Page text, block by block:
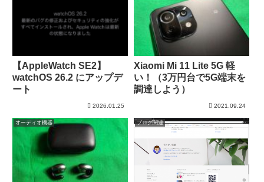
【AppleWatch SE2】
watchOS 26.2 にアップデ
ート
2026.01.25
Xiaomi Mi 11 Lite 5G 軽
い！（3万円台で5G端末を
調達しよう）
2021.09.24
オーディオ機器 ブログ関連